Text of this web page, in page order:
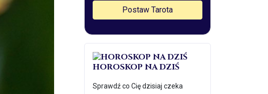
Postaw Tarota
HOROSKOP NA DZIŚ
Sprawdź co Cię dzisiaj czeka